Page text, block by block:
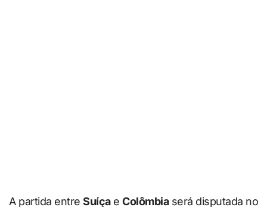
A partida entre Suíçae Colômbiaserá disputada no